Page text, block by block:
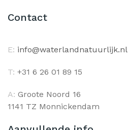
Contact
E: info@waterlandnatuurlijk.nl
T: +31 6 26 01 89 15
A: Groote Noord 16
1141 TZ Monnickendam